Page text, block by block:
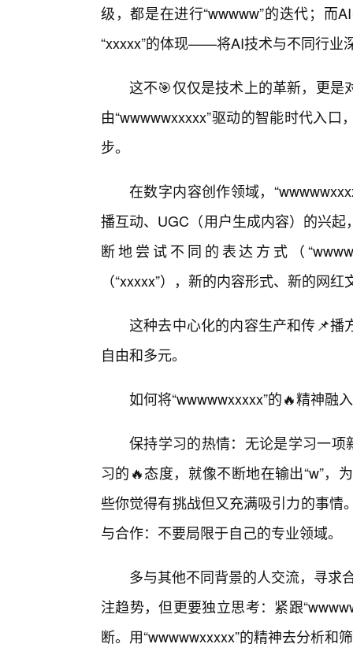
级，都是在进行“wwwww”的迭代；而
“xxxxx”的体现——将AI技术与不同行业
这不🎯仅仅是技术上的革新，更是
由“wwwwwxxxxx”驱动的智能时代入
步。
在数字内容创作领域，
播互动、UGC（用户生成内容）的兴
断地尝试不同的表达方式（
（“xxxxx”），新的内容形式、新的网
这种去中心化的内容生产和传📌播
自由和多元。
如何将“wwwwwxxxxx”的🔥精神融
保持学习的热情：无论是学习一项
习的🔥态度，就像不断地在输出“w”，
些你觉得有挑战但又充满吸引力的事情
与合作：不要局限于自己的专业领域。
多与其他不同背景的人交流，寻求
注趋势，但更要独立思考：紧跟
断。用“wwwwwxxxxx”的精神去分析和